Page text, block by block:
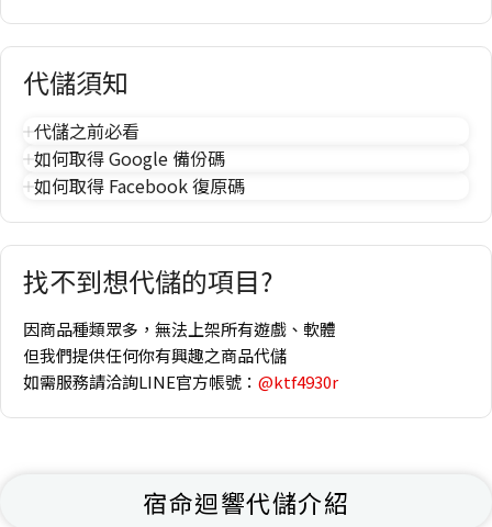
代儲須知
代儲之前必看
如何取得 Google 備份碼
如何取得 Facebook 復原碼
找不到想代儲的項目?
因商品種類眾多，無法上架所有遊戲、軟體
但我們提供任何你有興趣之商品代儲
如需服務請洽詢LINE官方帳號： @ktf4930r
宿命迴響代儲介紹